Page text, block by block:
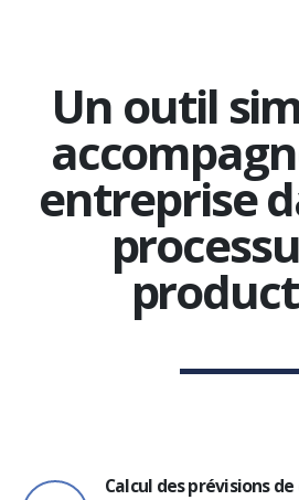
Un outil
entreprise
Calcul des prévisions